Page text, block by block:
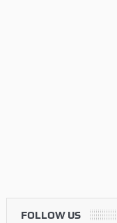
FOLLOW US